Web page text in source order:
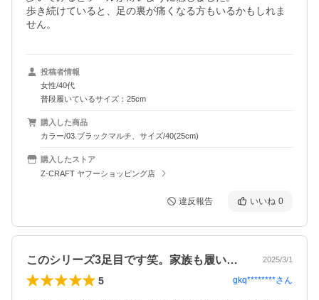
歩き続けていると、足の裏が痛くなる方もいるかもしれま
投稿者情報
女性/40代
普段履いているサイズ：25cm
購入した商品
カラー/03.ブラックマルチ、サイズ/40(25cm)
購入したストア
Z-CRAFT ヤフーショッピング店
違反報告 いいね 0
このシリーズ3足目です笑。家族も履いて… 2025/3/1
5 gkq********さん